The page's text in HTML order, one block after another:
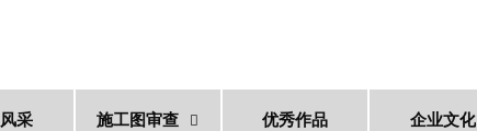
采 施工图审查  优秀作品 企业文化